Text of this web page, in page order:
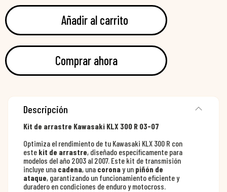
Añadir al carrito
Comprar ahora
Descripción
Kit de arrastre Kawasaki KLX 300 R 03-07
Optimiza el rendimiento de tu Kawasaki KLX 300 R con
este kit de arrastre, diseñado específicamente para
modelos del año 2003 al 2007. Este kit de transmisión
incluye una cadena, una coronay un piñón de
ataque, garantizando un funcionamiento eficiente y
duradero en condiciones de enduro y motocross.